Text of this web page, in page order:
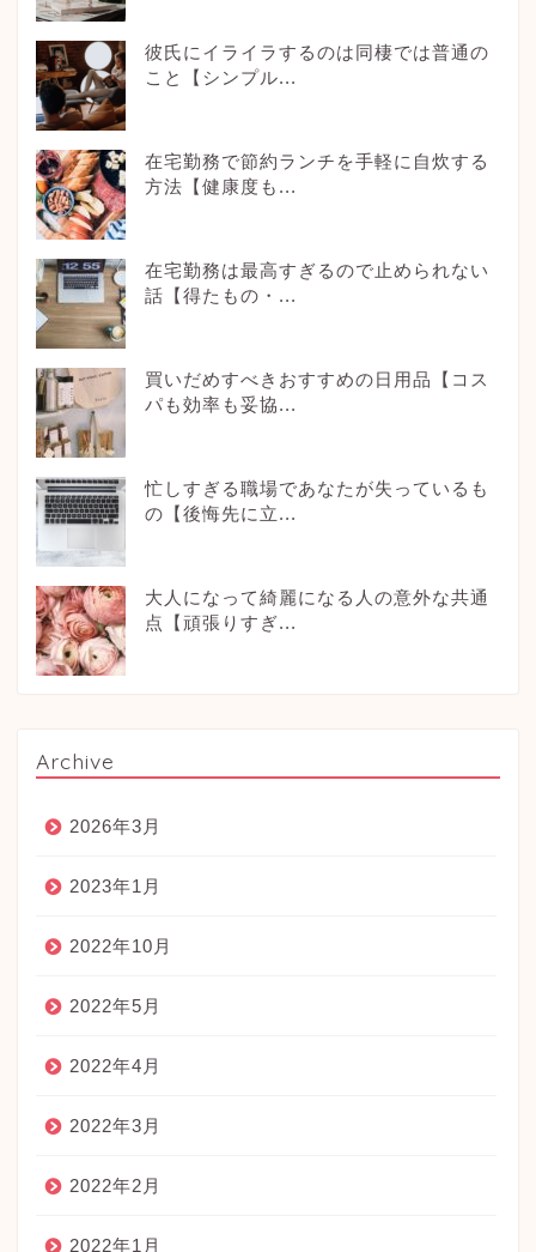
彼氏にイライラするのは同棲では普通の
こと【シンプル...
在宅勤務で節約ランチを手軽に自炊する
方法【健康度も...
在宅勤務は最高すぎるので止められない
話【得たもの・...
買いだめすべきおすすめの日用品【コス
パも効率も妥協...
忙しすぎる職場であなたが失っているも
の【後悔先に立...
大人になって綺麗になる人の意外な共通
点【頑張りすぎ...
Archive
2026年3月
2023年1月
2022年10月
2022年5月
2022年4月
2022年3月
2022年2月
2022年1月